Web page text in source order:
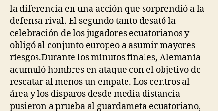
la diferencia en una acción que sorprendió a la
defensa rival. El segundo tanto desató la
celebración de los jugadores ecuatorianos y
obligó al conjunto europeo a asumir mayores
riesgos.Durante los minutos finales, Alemania
acumuló hombres en ataque con el objetivo de
rescatar al menos un empate. Los centros al
área y los disparos desde media distancia
pusieron a prueba al guardameta ecuatoriano,